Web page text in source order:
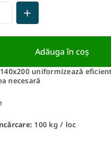
Adăuga în coş
uniformizează
necesară
100 kg / loc